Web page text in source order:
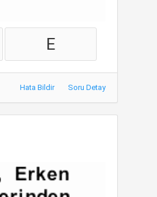
E
Hata Bildir Soru Detay